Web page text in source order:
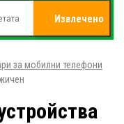
Извлечено
за мобилни телефони